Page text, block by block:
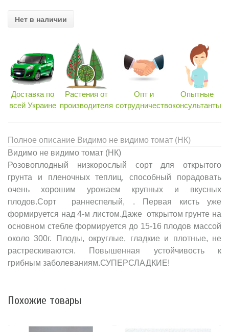
Нет в наличии
Доставка по
всей Украине
Растения от
производителя
Опт и
сотрудничество
Опытные
консультанты
Полное описание Видимо не видимо томат (НК)
Видимо не видимо томат (НК)
Розовоплодный низкорослый сорт для открытого
грунта и пленочных теплиц, способный порадовать
очень хорошим урожаем крупных и вкусных
плодов.Cорт раннеспелый, . Первая кисть уже
формируется над 4-м листом.Даже открытом грунте на
основном стебле формируется до 15-16 плодов массой
около 300г. Плоды, округлые, гладкие и плотные, не
растрескиваются. Повышенная устойчивость к
грибным заболеваниям.СУПЕРСЛАДКИЕ!
Похожие товары